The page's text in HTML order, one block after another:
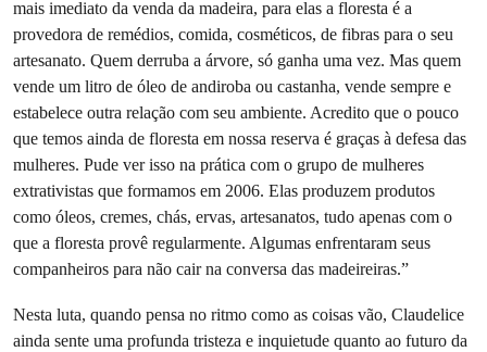
mais imediato da venda da madeira, para elas a floresta é a
provedora de remédios, comida, cosméticos, de fibras para o seu
artesanato. Quem derruba a árvore, só ganha uma vez. Mas quem
vende um litro de óleo de andiroba ou castanha, vende sempre e
estabelece outra relação com seu ambiente. Acredito que o pouco
que temos ainda de floresta em nossa reserva é graças à defesa das
mulheres. Pude ver isso na prática com o grupo de mulheres
extrativistas que formamos em 2006. Elas produzem produtos
como óleos, cremes, chás, ervas, artesanatos, tudo apenas com o
que a floresta provê regularmente. Algumas enfrentaram seus
companheiros para não cair na conversa das madeireiras.”
Nesta luta, quando pensa no ritmo como as coisas vão, Claudelice
ainda sente uma profunda tristeza e inquietude quanto ao futuro da